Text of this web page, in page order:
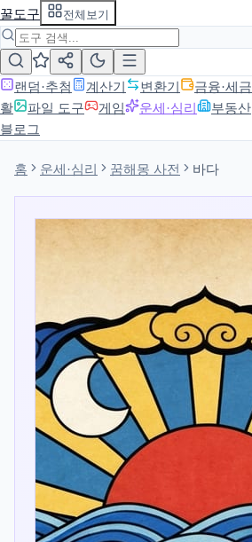
꿀도구 전체보기
랜덤·추첨 계산기 변환기 금융·세금
활
파일 도구 게임 운세·심리
부동산
블로그
홈 운세·심리 꿈해몽 사전 바다